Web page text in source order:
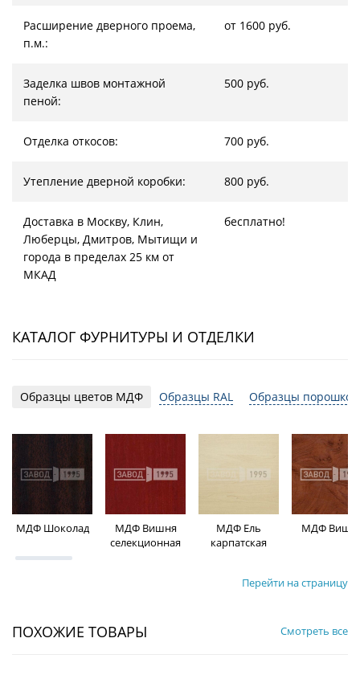
Расширение дверного проема,
п.м.:
от 1600 руб.
Заделка швов монтажной
пеной:
500 руб.
Отделка откосов: 700 руб.
Утепление дверной коробки: 800 руб.
Доставка в Москву, Клин,
Люберцы, Дмитров, Мытищи и
города в пределах 25 км от
МКАД
бесплатно!
КАТАЛОГ ФУРНИТУРЫ И ОТДЕЛКИ
Образцы цветов МДФ Образцы RAL Образцы
МДФ Шоколад
МДФ Вишня
селекционная
МДФ Ель
карпатская
МДФ
Перейти на страницу
ПОХОЖИЕ ТОВАРЫ Смотреть все